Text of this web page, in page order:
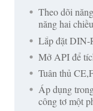
Theo dõi
năng hai chiều
Lắp đặt DIN-
Mở API để
Tuân thủ
Áp dụng
công tơ một